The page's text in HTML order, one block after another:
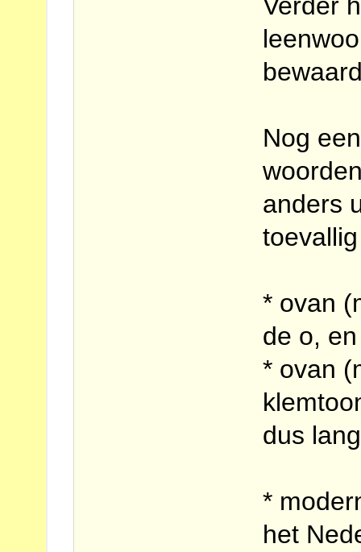
Verder
Nog
anders
* ovan
de o,
* ovan
dus
*
het